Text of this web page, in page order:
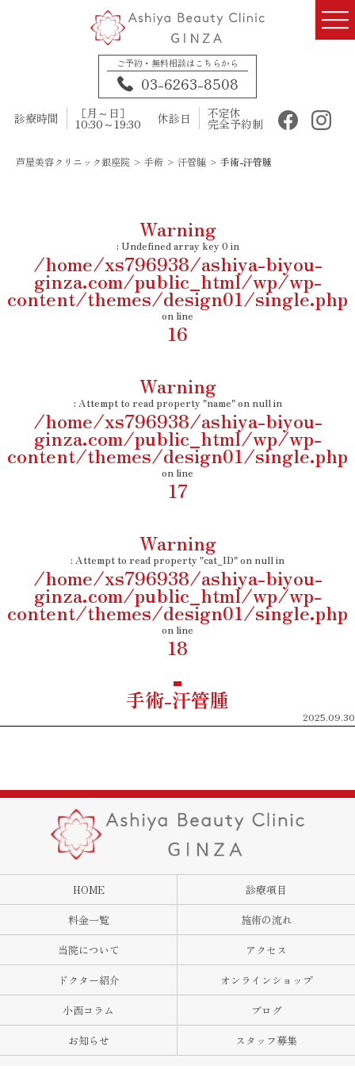
ご予約・無料相談はこちらから
03-6263-8508
診療時間 ［月～日］
10:30～19:30 休診日 不定休
完全予約制
芦屋美容クリニック銀座院 > 手術 > 汗管腫 > 手術-汗管腫
Warning
: Undefined array key 0 in
/home/xs796938/ashiya-biyou-
ginza.com/public_html/wp/wp-
content/themes/design01/single.php
on line
16
Warning
: Attempt to read property "name" on null in
/home/xs796938/ashiya-biyou-
ginza.com/public_html/wp/wp-
content/themes/design01/single.php
on line
17
Warning
: Attempt to read property "cat_ID" on null in
/home/xs796938/ashiya-biyou-
ginza.com/public_html/wp/wp-
content/themes/design01/single.php
on line
18
手術-汗管腫
2025.09.30
HOME
診療項目
料金一覧
施術の流れ
当院について
アクセス
ドクター紹介
オンラインショップ
小西コラム
ブログ
お知らせ
スタッフ募集